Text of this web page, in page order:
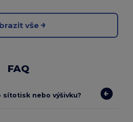
vše
FAQ
sítotisk nebo výšivku?